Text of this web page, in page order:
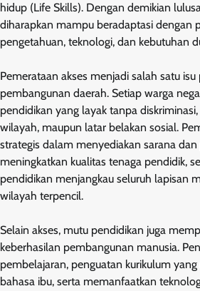
hidup (Life Skills). Dengan demikian
diharapkan mampu beradaptasi dengan
pengetahuan, teknologi, dan kebutuhan
Pemerataan akses menjadi salah satu
pembangunan daerah. Setiap warga
pendidikan yang layak tanpa
wilayah, maupun latar belakan sosial.
strategis dalam menyediakan sarana
meningkatkan kualitas tenaga pendidik,
pendidikan menjangkau seluruh lapisan
wilayah terpencil.
Selain akses, mutu pendidikan juga
keberhasilan pembangunan manusia.
pembelajaran, penguatan kurikulum
bahasa ibu, serta memanfaatkan